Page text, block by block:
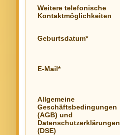
Weitere telefonische
Kontaktmöglichkeiten
Geburtsdatum*
E-Mail*
Allgemeine
Geschäftsbedingungen
(AGB) und
Datenschutzerklärungen
(DSE)